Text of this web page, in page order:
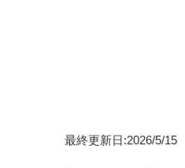
最終更新日:2026/5/15